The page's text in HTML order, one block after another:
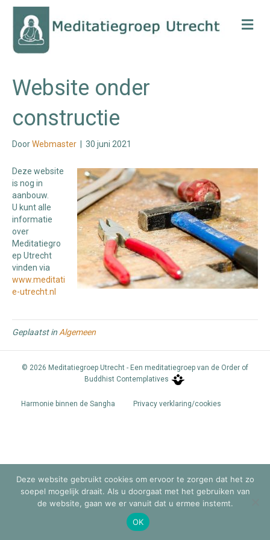
Website onder
constructie
DoorWebmaster 30 juni 2021
Deze website
is nog in
aanbouw.
U kunt alle
informatie
over
Meditatiegro
ep Utrecht
vinden via
www.meditati
e-utrecht.nl
Geplaatst in Algemeen
© 2026 Meditatiegroep Utrecht - Een meditatiegroep van de Order of
Buddhist Contemplatives
Harmonie binnen de Sangha Privacy verklaring/cookies
Deze website gebruikt cookies om ervoor te zorgen dat het zo
soepel mogelijk draait. Als u doorgaat met het gebruiken van
de website, gaan we er vanuit dat u ermee instemt.
OK